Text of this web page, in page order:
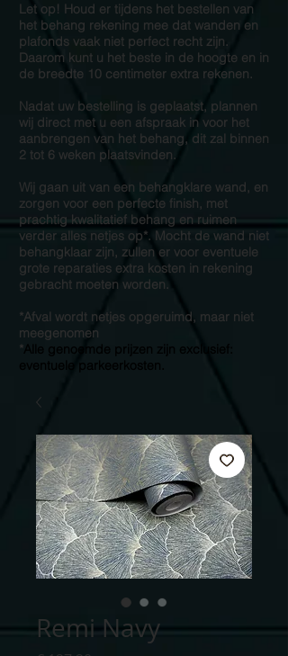
Let op! Houd er tijdens het bestellen van
het behang rekening mee dat wanden en
plafonds vaak niet perfect recht zijn.
Daarom kunt u het beste in de hoogte en in
de breedte 10 centimeter extra rekenen.
Nadat uw bestelling is geplaatst, plannen
wij direct met u een afspraak in voor het
aanbrengen van het behang, dit zal binnen
2 tot 6 weken plaatsvinden.
Wij gaan uit van een behangklare wand, en
zorgen voor een perfecte finish, met
prachtig kwalitatief behang en ruimen
verder alles netjes op*. Mocht de wand niet
behangklaar zijn, zullen er voor eventuele
grote reparaties extra kosten in rekening
gebracht moeten worden.
*Afval wordt netjes opgeruimd, maar niet
meegenomen
* Alle genoemde prijzen zijn exclusief:
Remi Navy